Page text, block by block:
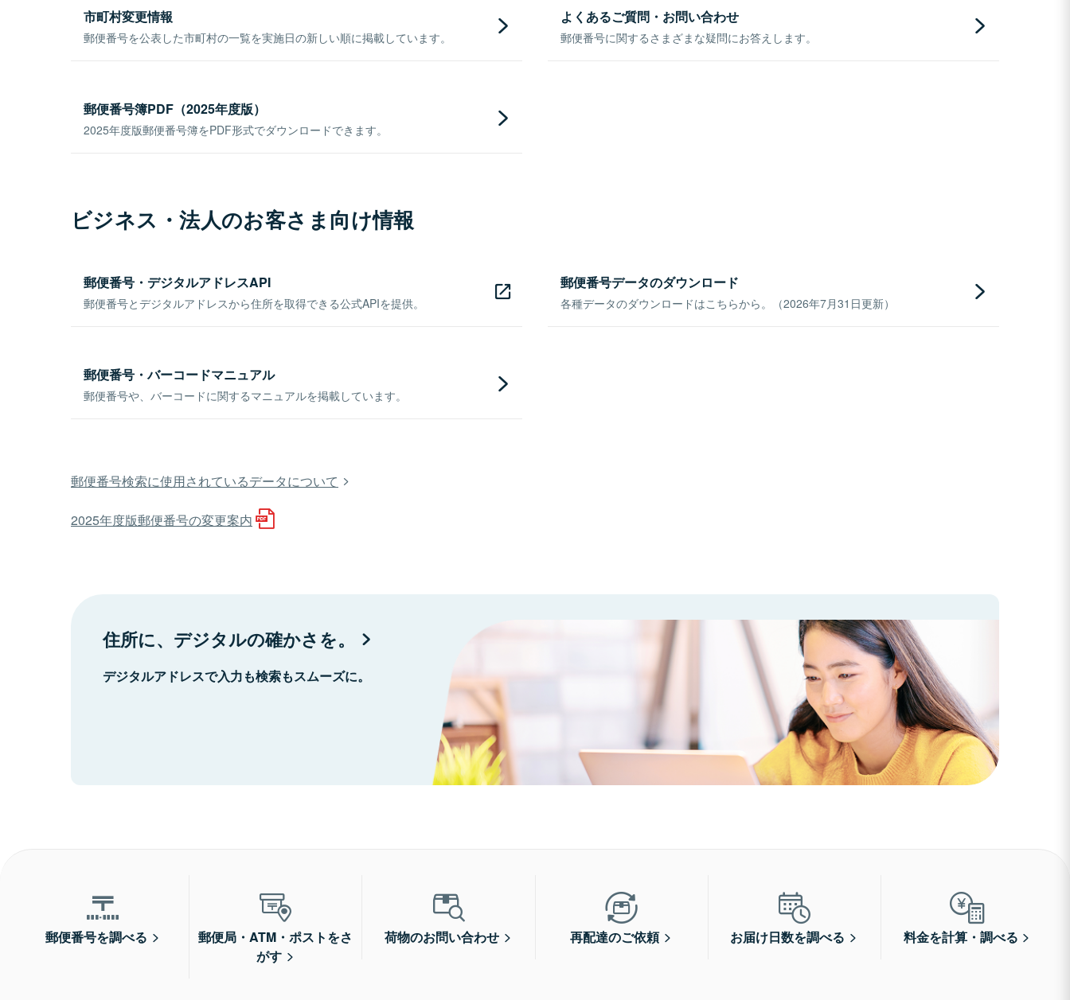
市町村変更情報
郵便番号を公表した市町村の一覧を実施日の新しい順に掲載しています。
よくあるご質問・お問い合わせ
郵便番号に関するさまざまな疑問にお答えします。
郵便番号簿PDF（2025年度版）
2025年度版郵便番号簿をPDF形式でダウンロードできます。
ビジネス・法人のお客さま向け情報
郵便番号・デジタルアドレスAPI
郵便番号とデジタルアドレスから住所を取得できる公式APIを提供。
郵便番号データのダウンロード
各種データのダウンロードはこちらから。（2026年7月31日更新）
郵便番号・バーコードマニュアル
郵便番号や、バーコードに関するマニュアルを掲載しています。
郵便番号検索に使用されているデータについて
2025年度版郵便番号の変更案内
住所に、デジタルの確かさを。
デジタルアドレスで入力も検索もスムーズに。
郵便番号を調べる
郵便局・ATM・ポストをさ
がす
荷物のお問い合わせ 再配達のご依頼 お届け日数を調べる 料金を計算・調べる